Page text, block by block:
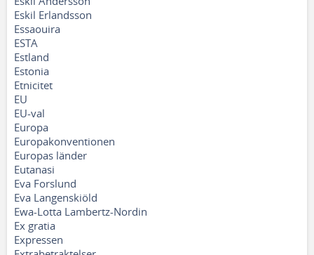
Eskil Erlandsson
Essaouira
ESTA
Estland
Estonia
Etnicitet
EU
EU-val
Europa
Europakonventionen
Europas länder
Eutanasi
Eva Forslund
Eva Langenskiöld
Ewa-Lotta Lambertz-Nordin
Ex gratia
Expressen